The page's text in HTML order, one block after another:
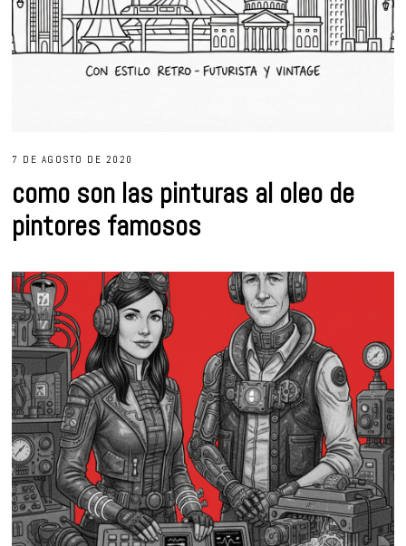
7 DE AGOSTO DE 2020
como son las pinturas al oleo de
pintores famosos